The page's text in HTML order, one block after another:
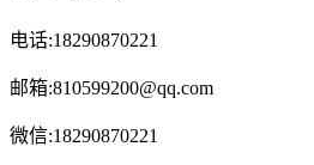
电话:18290870221
邮箱:810599200@qq.com
微信:18290870221